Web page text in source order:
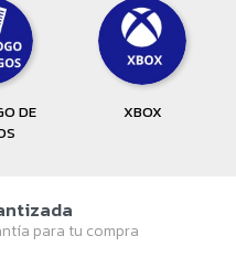
DE
XBOX
para tu compra